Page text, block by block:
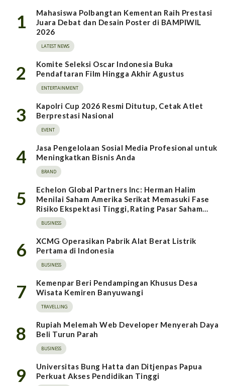
1
Mahasiswa Polbangtan Kementan Raih Prestasi
Juara Debat dan Desain Poster di BAMPIWIL
2026
LATEST NEWS
2
Komite Seleksi Oscar Indonesia Buka
Pendaftaran Film Hingga Akhir Agustus
ENTERTAINMENT
3
Kapolri Cup 2026 Resmi Ditutup, Cetak Atlet
Berprestasi Nasional
EVENT
4
Jasa Pengelolaan Sosial Media Profesional untuk
Meningkatkan Bisnis Anda
BRAND
5
Echelon Global Partners Inc: Herman Halim
Menilai Saham Amerika Serikat Memasuki Fase
Risiko Ekspektasi Tinggi, Rating Pasar Saham
Indonesia Direvisi Naik
BUSINESS
6
XCMG Operasikan Pabrik Alat Berat Listrik
Pertama di Indonesia
BUSINESS
7
Kemenpar Beri Pendampingan Khusus Desa
Wisata Kemiren Banyuwangi
TRAVELLING
8
Rupiah Melemah Web Developer Menyerah Daya
Beli Turun Parah
BUSINESS
9
Universitas Bung Hatta dan Ditjenpas Papua
Perkuat Akses Pendidikan Tinggi